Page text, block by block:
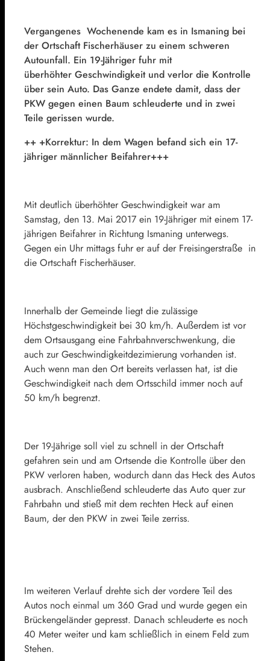
Vergangenes Wochenende kam es in Ismaning bei
der Ortschaft Fischerhäuser zu einem schweren
Autounfall. Ein 19-Jähriger fuhr mit
überhöhter Geschwindigkeit und verlor die Kontrolle
über sein Auto. Das Ganze endete damit, dass der
PKW gegen einen Baum schleuderte und in zwei
Teile gerissen wurde.
++ +Korrektur: In dem Wagen befand sich ein 17-
jähriger männlicher Beifahrer+++
Mit deutlich überhöhter Geschwindigkeit war am
Samstag, den 13. Mai 2017 ein 19-Jähriger mit einem 17-
jährigen Beifahrer in Richtung Ismaning unterwegs.
Gegen ein Uhr mittags fuhr er auf der Freisingerstraße in
die Ortschaft Fischerhäuser.
Innerhalb der Gemeinde liegt die zulässige
Höchstgeschwindigkeit bei 30 km/h. Außerdem ist vor
dem Ortsausgang eine Fahrbahnverschwenkung, die
auch zur Geschwindigkeitdezimierung vorhanden ist.
Auch wenn man den Ort bereits verlassen hat, ist die
Geschwindigkeit nach dem Ortsschild immer noch auf
50 km/h begrenzt.
Der 19-Jährige soll viel zu schnell in der Ortschaft
gefahren sein und am Ortsende die Kontrolle über den
PKW verloren haben, wodurch dann das Heck des Autos
ausbrach. Anschließend schleuderte das Auto quer zur
Fahrbahn und stieß mit dem rechten Heck auf einen
Baum, der den PKW in zwei Teile zerriss.
Im weiteren Verlauf drehte sich der vordere Teil des
Autos noch einmal um 360 Grad und wurde gegen ein
Brückengeländer gepresst. Danach schleuderte es noch
40 Meter weiter und kam schließlich in einem Feld zum
Stehen.